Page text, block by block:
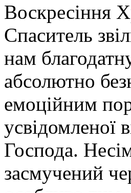
Воскресіння
Спаситель
нам
абсолютно
емоційним
усвідомленої
Господа.
засмучений